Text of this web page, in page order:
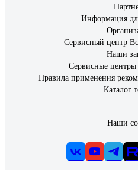
Информация
Сервисный центр
Наши
Сервисные центры
Правила применения
Каталог
Наши